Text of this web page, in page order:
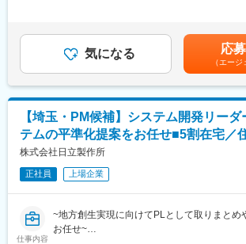
【主要顧客】
・埼玉県 / 埼玉県内全市町村
・東京都多摩地域を主体とした首都圏の自治
・その他自治体（栃木県 / 群馬県 / 神奈川県
■取り扱い製品：
SAP S/4HANA Cloud, public edition：
企業のバックオフィスから単純作業や無駄な
https://products.sint.co.jp/
■入社後の流れ/キャリアパス：
入社後は、SAPの経験者、未経験者に関わら
Cloud Public Edtion 未経験の方には、SAP導
け学習リソースを利用して学習を行って頂き
輩社員が学習、及びSAP認定資格取得にお
す。
学習終了後には、得意な領域のSAP導入コン
ー、またはメンバーのポジションでプロジェ
ト・スペシャリスト】年収：700万円～950
目安の金額であり、選考を通じて上下する可
給(月額)は固定手当を含めた表記です。
気になる 応
（エー
【埼玉・PM候補】システム開発リー
テムの平準化提案をお任せ■5割在宅／
株式会社日立製作所
正社員 上場企業
仕事内容
~地方創生実現に向けてPLとして取りまとめ
お任せ~